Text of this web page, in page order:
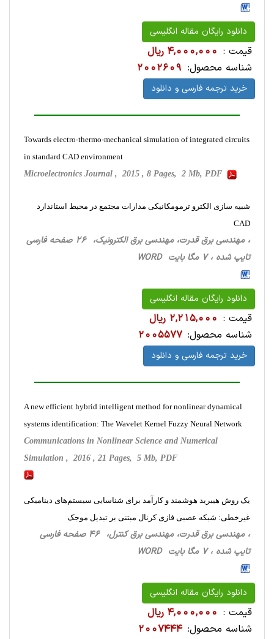
دانلود رایگان مقاله انگلیسی
قیمت : 4,000,000 ریال
شناسه محصول: 2002609
خرید ترجمه فارسی و دانلود
Towards electro-thermo-mechanical simulation of integrated circuits
in standard CAD environment
Microelectronics Journal , 2015 , 8 Pages, 2 Mb, PDF
شبیه سازی الکترو ترمومکانیکی مدارات مجتمع در محیط استاندارد
CAD
، مهندسی برق قدرت، مهندسی برق الکترونیک، 26 صفحه فارسی
تایپ شده ، 7 مگا بایت WORD
دانلود رایگان مقاله انگلیسی
قیمت : 2,215,000 ریال
شناسه محصول: 2005577
خرید ترجمه فارسی و دانلود
A new efficient hybrid intelligent method for nonlinear dynamical
systems identification: The Wavelet Kernel Fuzzy Neural Network
Communications in Nonlinear Science and Numerical
Simulation , 2016 , 21 Pages, 5 Mb, PDF
یک روش هیبرید هوشمند و کارآمد برای شناسایی سیستم‌های دینامیکی
غیرخطی: شبکه عصبی فازی کرنال مبتنی بر تبدیل موجک
، مهندسی برق قدرت، مهندسی برق کنترل، 46 صفحه فارسی
تایپ شده ، 7 مگا بایت WORD
دانلود رایگان مقاله انگلیسی
قیمت : 4,000,000 ریال
شناسه محصول: 2007444